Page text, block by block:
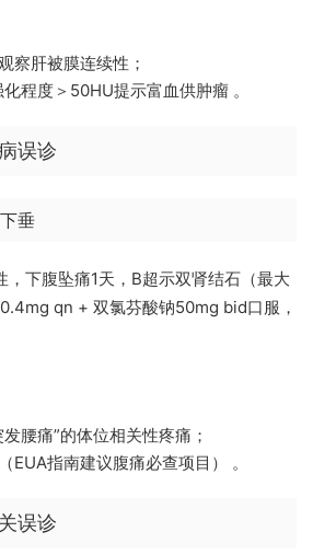
察肝被膜连续性；
程度＞50HU提示富血供肿瘤 。
误诊
垂
，下腹坠痛1天，B超示双肾结石（最大
qn + 双氯芬酸钠50mg bid口服，
腰痛”的体位相关性疼痛；
EUA指南建议腹痛必查项目） 。
误诊